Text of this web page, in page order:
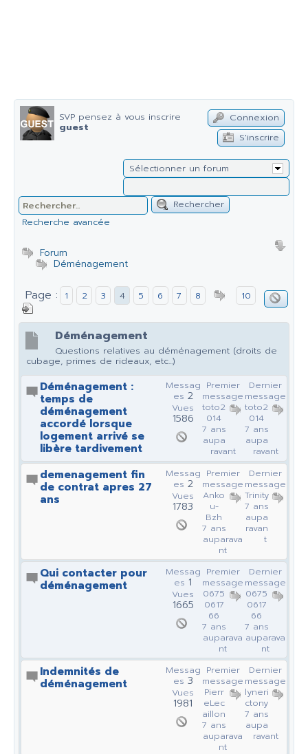
SVP pensez à vous inscrire
guest
Connexion
S'inscrire
Sélectionner un forum
Rechercher
Recherche avancée
Forum
Déménagement
Page : 1 2 3 4 5 6 7 8 10
Déménagement
Questions relatives au déménagement (droits de
cubage, primes de rideaux, etc...)
Déménagement :
temps de
déménagement
accordé lorsque
logement arrivé se
libère tardivement
Dernier
message
toto2
014
7 ans
aupa
ravant
Premier
message
toto2
014
7 ans
aupa
ravant
Messag
es 2
Vues
1586
demenagement fin
de contrat apres 27
ans
Dernier
message
Trinity
7 ans
aupa
ravan
t
Premier
message
Anko
u-
Bzh
7 ans
auparava
nt
Messag
es 2
Vues
1783
Qui contacter pour
déménagement
Dernier
message
0675
0617
66
7 ans
auparava
nt
Premier
message
0675
0617
66
7 ans
auparava
nt
Messag
es 1
Vues
1665
Indemnités de
déménagement
Dernier
message
lyneri
ctony
7 ans
aupa
ravant
Premier
message
Pierr
eLec
aillon
7 ans
auparava
nt
Messag
es 3
Vues
1981